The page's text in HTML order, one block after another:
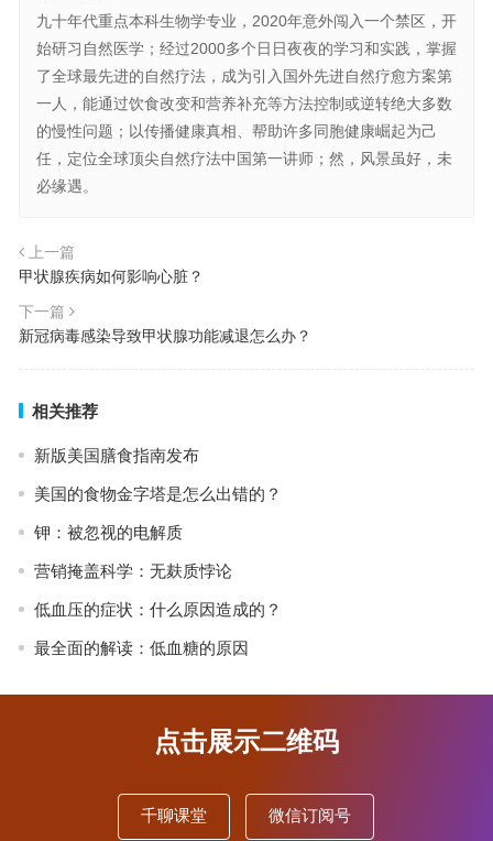
九十年代重点本科生物学专业，2020年意外闯入一个禁区，开
始研习自然医学；经过2000多个日日夜夜的学习和实践，掌握
了全球最先进的自然疗法，成为引入国外先进自然疗愈方案第
一人，能通过饮食改变和营养补充等方法控制或逆转绝大多数
的慢性问题；以传播健康真相、帮助许多同胞健康崛起为己
任，定位全球顶尖自然疗法中国第一讲师；然，风景虽好，未
必缘遇。
上一篇
甲状腺疾病如何影响心脏？
下一篇
新冠病毒感染导致甲状腺功能减退怎么办？
相关推荐
新版美国膳食指南发布
美国的食物金字塔是怎么出错的？
钾：被忽视的电解质
营销掩盖科学：无麸质悖论
低血压的症状：什么原因造成的？
最全面的解读：低血糖的原因
点击展示二维码
千聊课堂 微信订阅号